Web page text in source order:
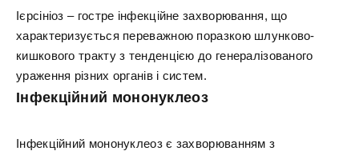
Ієрсініоз – гостре інфекційне захворювання, що
характеризується переважною поразкою шлунково-
кишкового тракту з тенденцією до генералізованого
ураження різних органів і систем.
Інфекційний мононуклеоз
Інфекційний мононуклеоз є захворюванням з